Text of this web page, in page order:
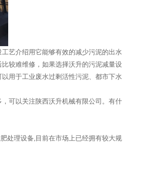
艺介绍用它能够有效的减少污泥的出水
较难维修，如果选择沃升的污泥减量设
用于工业废水过剩活性污泥、都市下水
可以关注陕西沃升机械有限公司。有什
处理设备,目前在市场上已经拥有较大规